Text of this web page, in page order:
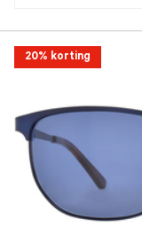
20% korting